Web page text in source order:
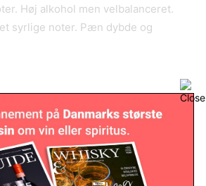
Høj alkohol men velbalanceret.
syrlige noter. Pæn dybde og
kr.
på næsen. I munden er den helt
den med søde elementer i